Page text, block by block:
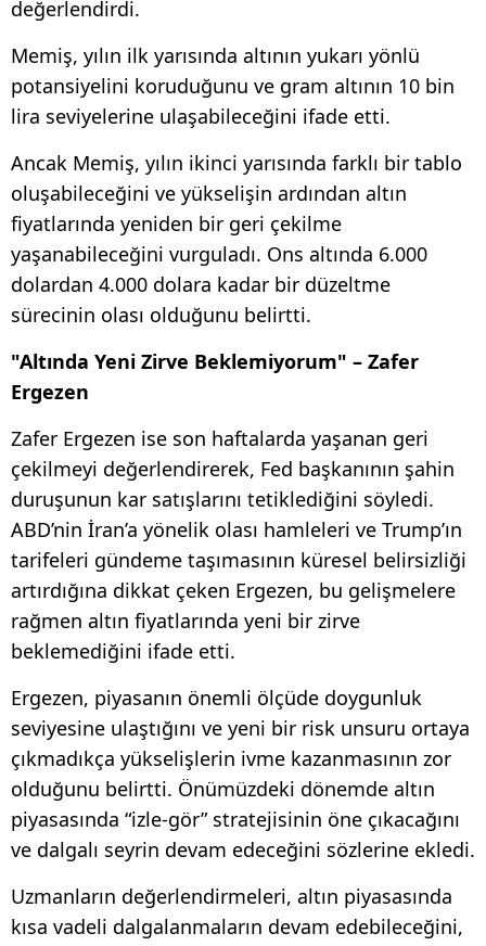
değerlendirdi.
Memiş, yılın ilk yarısında altının yukarı yönlü
potansiyelini koruduğunu ve gram altının 10 bin
lira seviyelerine ulaşabileceğini ifade etti.
Ancak Memiş, yılın ikinci yarısında farklı bir tablo
oluşabileceğini ve yükselişin ardından altın
fiyatlarında yeniden bir geri çekilme
yaşanabileceğini vurguladı. Ons altında 6.000
dolardan 4.000 dolara kadar bir düzeltme
sürecinin olası olduğunu belirtti.
"Altında Yeni Zirve Beklemiyorum" – Zafer
Ergezen
Zafer Ergezen ise son haftalarda yaşanan geri
çekilmeyi değerlendirerek, Fed başkanının şahin
duruşunun kar satışlarını tetiklediğini söyledi.
ABD’nin İran’a yönelik olası hamleleri ve Trump’ın
tarifeleri gündeme taşımasının küresel belirsizliği
artırdığına dikkat çeken Ergezen, bu gelişmelere
rağmen altın fiyatlarında yeni bir zirve
beklemediğini ifade etti.
Ergezen, piyasanın önemli ölçüde doygunluk
seviyesine ulaştığını ve yeni bir risk unsuru ortaya
çıkmadıkça yükselişlerin ivme kazanmasının zor
olduğunu belirtti. Önümüzdeki dönemde altın
piyasasında “izle-gör” stratejisinin öne çıkacağını
ve dalgalı seyrin devam edeceğini sözlerine ekledi.
Uzmanların değerlendirmeleri, altın piyasasında
kısa vadeli dalgalanmaların devam edebileceğini,